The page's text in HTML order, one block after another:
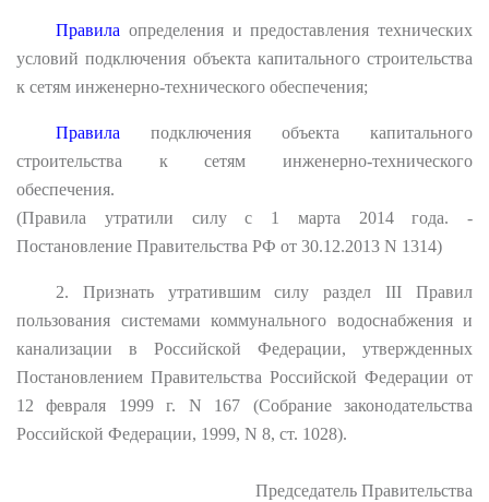
Правила определения и предоставления технических
условий подключения объекта капитального строительства
к сетям инженерно-технического обеспечения;
Правила подключения объекта капитального
строительства к сетям инженерно-технического
обеспечения.
(Правила утратили силу с 1 марта 2014 года. -
Постановление Правительства РФ от 30.12.2013 N 1314)
2. Признать утратившим силу раздел III Правил
пользования системами коммунального водоснабжения и
канализации в Российской Федерации, утвержденных
Постановлением Правительства Российской Федерации от
12 февраля 1999 г. N 167 (Собрание законодательства
Российской Федерации, 1999, N 8, ст. 1028).
Председатель Правительства